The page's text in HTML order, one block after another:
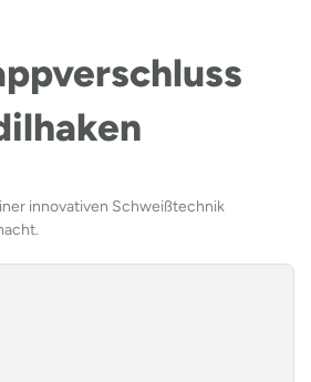
innovativen Schweißtechnik